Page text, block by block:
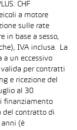
CHF
a motore
sulle rate
in base a sesso,
IVA inclusa. La
a un eccessivo
per contratti
e ricezione del
al 30
finanziamento
del contratto di
anni (è